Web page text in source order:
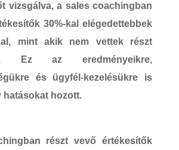
vizsgálva, a sales coachingban
30%-kal elégedettebbek
, mint akik nem vettek részt
Ez az eredményeikre,
és ügyfél-kezelésükre is
hatásokat hozott.
részt vevő értékesítők